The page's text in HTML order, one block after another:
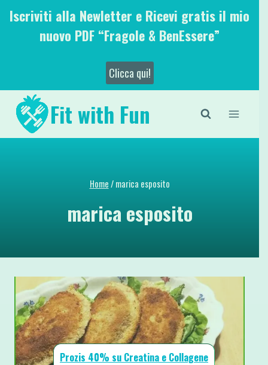
SaltaIscriviti alla Newletter e Ricevi gratis il mio
nuovo PDF “Fragole & BenEssere”
Clicca qui!
Fit with Fun
Home/ marica esposito
marica esposito
Prozis 40% su Creatina e Collagene